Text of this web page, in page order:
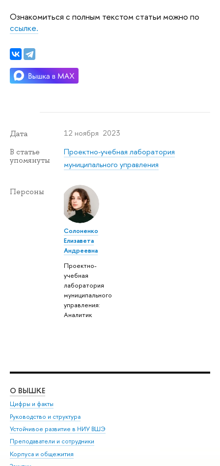
Ознакомиться с полным текстом статьи можно по
ссылке.
Дата 12 ноября 2023
В статье
упомянуты
Проектно-учебная лаборатория
муниципального управления
Персоны
Солоненко
Елизавета
Андреевна
Проектно-
учебная
лаборатория
муниципального
управления:
Аналитик
О ВЫШКЕ
Цифры и факты
Руководство и структура
Устойчивое развитие в НИУ ВШЭ
Преподаватели и сотрудники
Корпуса и общежития